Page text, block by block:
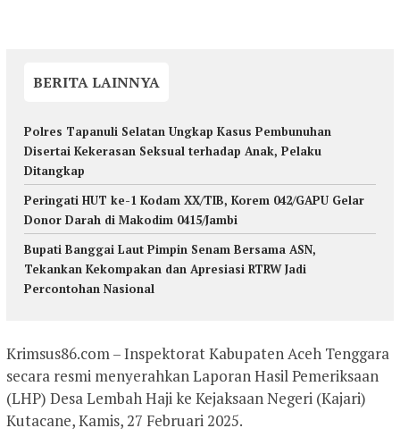
BERITA LAINNYA
Polres Tapanuli Selatan Ungkap Kasus Pembunuhan
Disertai Kekerasan Seksual terhadap Anak, Pelaku
Ditangkap
Peringati HUT ke-1 Kodam XX/TIB, Korem 042/GAPU Gelar
Donor Darah di Makodim 0415/Jambi
Bupati Banggai Laut Pimpin Senam Bersama ASN,
Tekankan Kekompakan dan Apresiasi RTRW Jadi
Percontohan Nasional
Krimsus86.com – Inspektorat Kabupaten Aceh Tenggara
secara resmi menyerahkan Laporan Hasil Pemeriksaan
(LHP) Desa Lembah Haji ke Kejaksaan Negeri (Kajari)
Kutacane, Kamis, 27 Februari 2025.